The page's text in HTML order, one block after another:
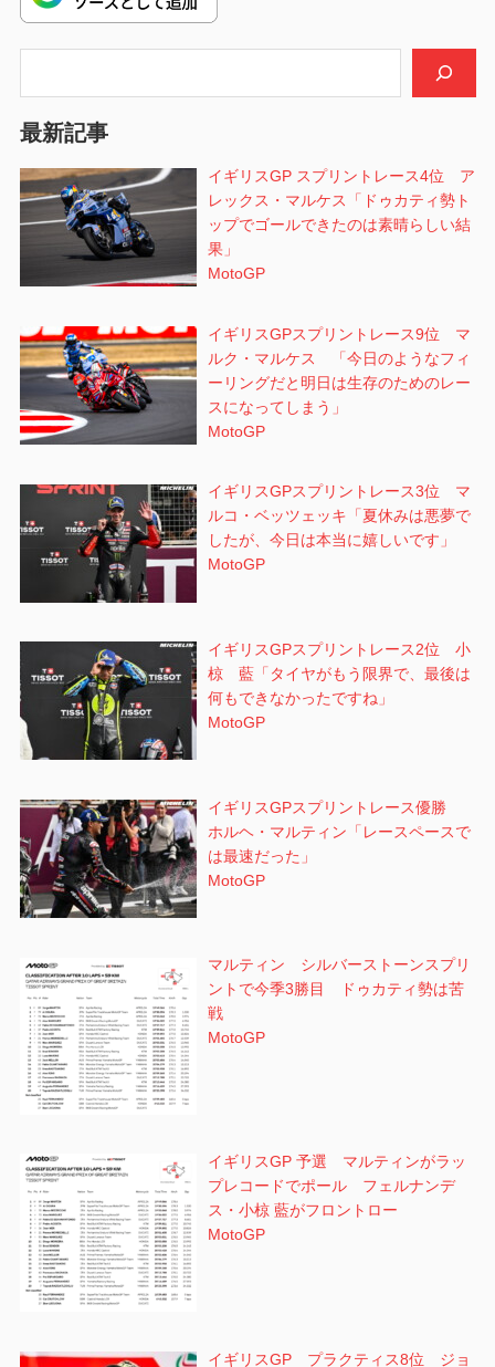
ー
ン
最新記事
イギリスGP スプリントレース4位 ア
レックス・マルケス「ドゥカティ勢ト
ップでゴールできたのは素晴らしい結
果」
MotoGP
イギリスGPスプリントレース9位 マ
ルク・マルケス 「今日のようなフィ
ーリングだと明日は生存のためのレー
スになってしまう」
MotoGP
イギリスGPスプリントレース3位 マ
ルコ・ベッツェッキ「夏休みは悪夢で
したが、今日は本当に嬉しいです」
MotoGP
イギリスGPスプリントレース2位 小
椋 藍「タイヤがもう限界で、最後は
何もできなかったですね」
MotoGP
イギリスGPスプリントレース優勝
ホルヘ・マルティン「レースペースで
は最速だった」
MotoGP
マルティン シルバーストーンスプリ
ントで今季3勝目 ドゥカティ勢は苦
戦
MotoGP
イギリスGP 予選 マルティンがラッ
プレコードでポール フェルナンデ
ス・小椋 藍がフロントロー
MotoGP
イギリスGP プラクティス8位 ジョ